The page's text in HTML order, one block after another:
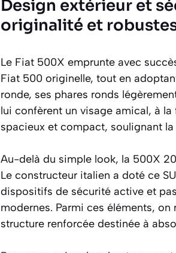
Design extérieur et
originalité et
Le Fiat 500X emprunte avec
Fiat 500 originelle, tout en
ronde, ses phares ronds
lui confèrent un visage amical, à
spacieux et compact, soulignant
Au-delà du simple look, la 500X
Le constructeur italien a doté ce
dispositifs de sécurité active et
modernes. Parmi ces éléments, on
structure renforcée destinée à